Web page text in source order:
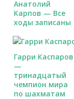
Анатолий
Карпов — Все
ходы записаны
Гарри Каспаров
—
тринадцатый
чемпион мира
по шахматам